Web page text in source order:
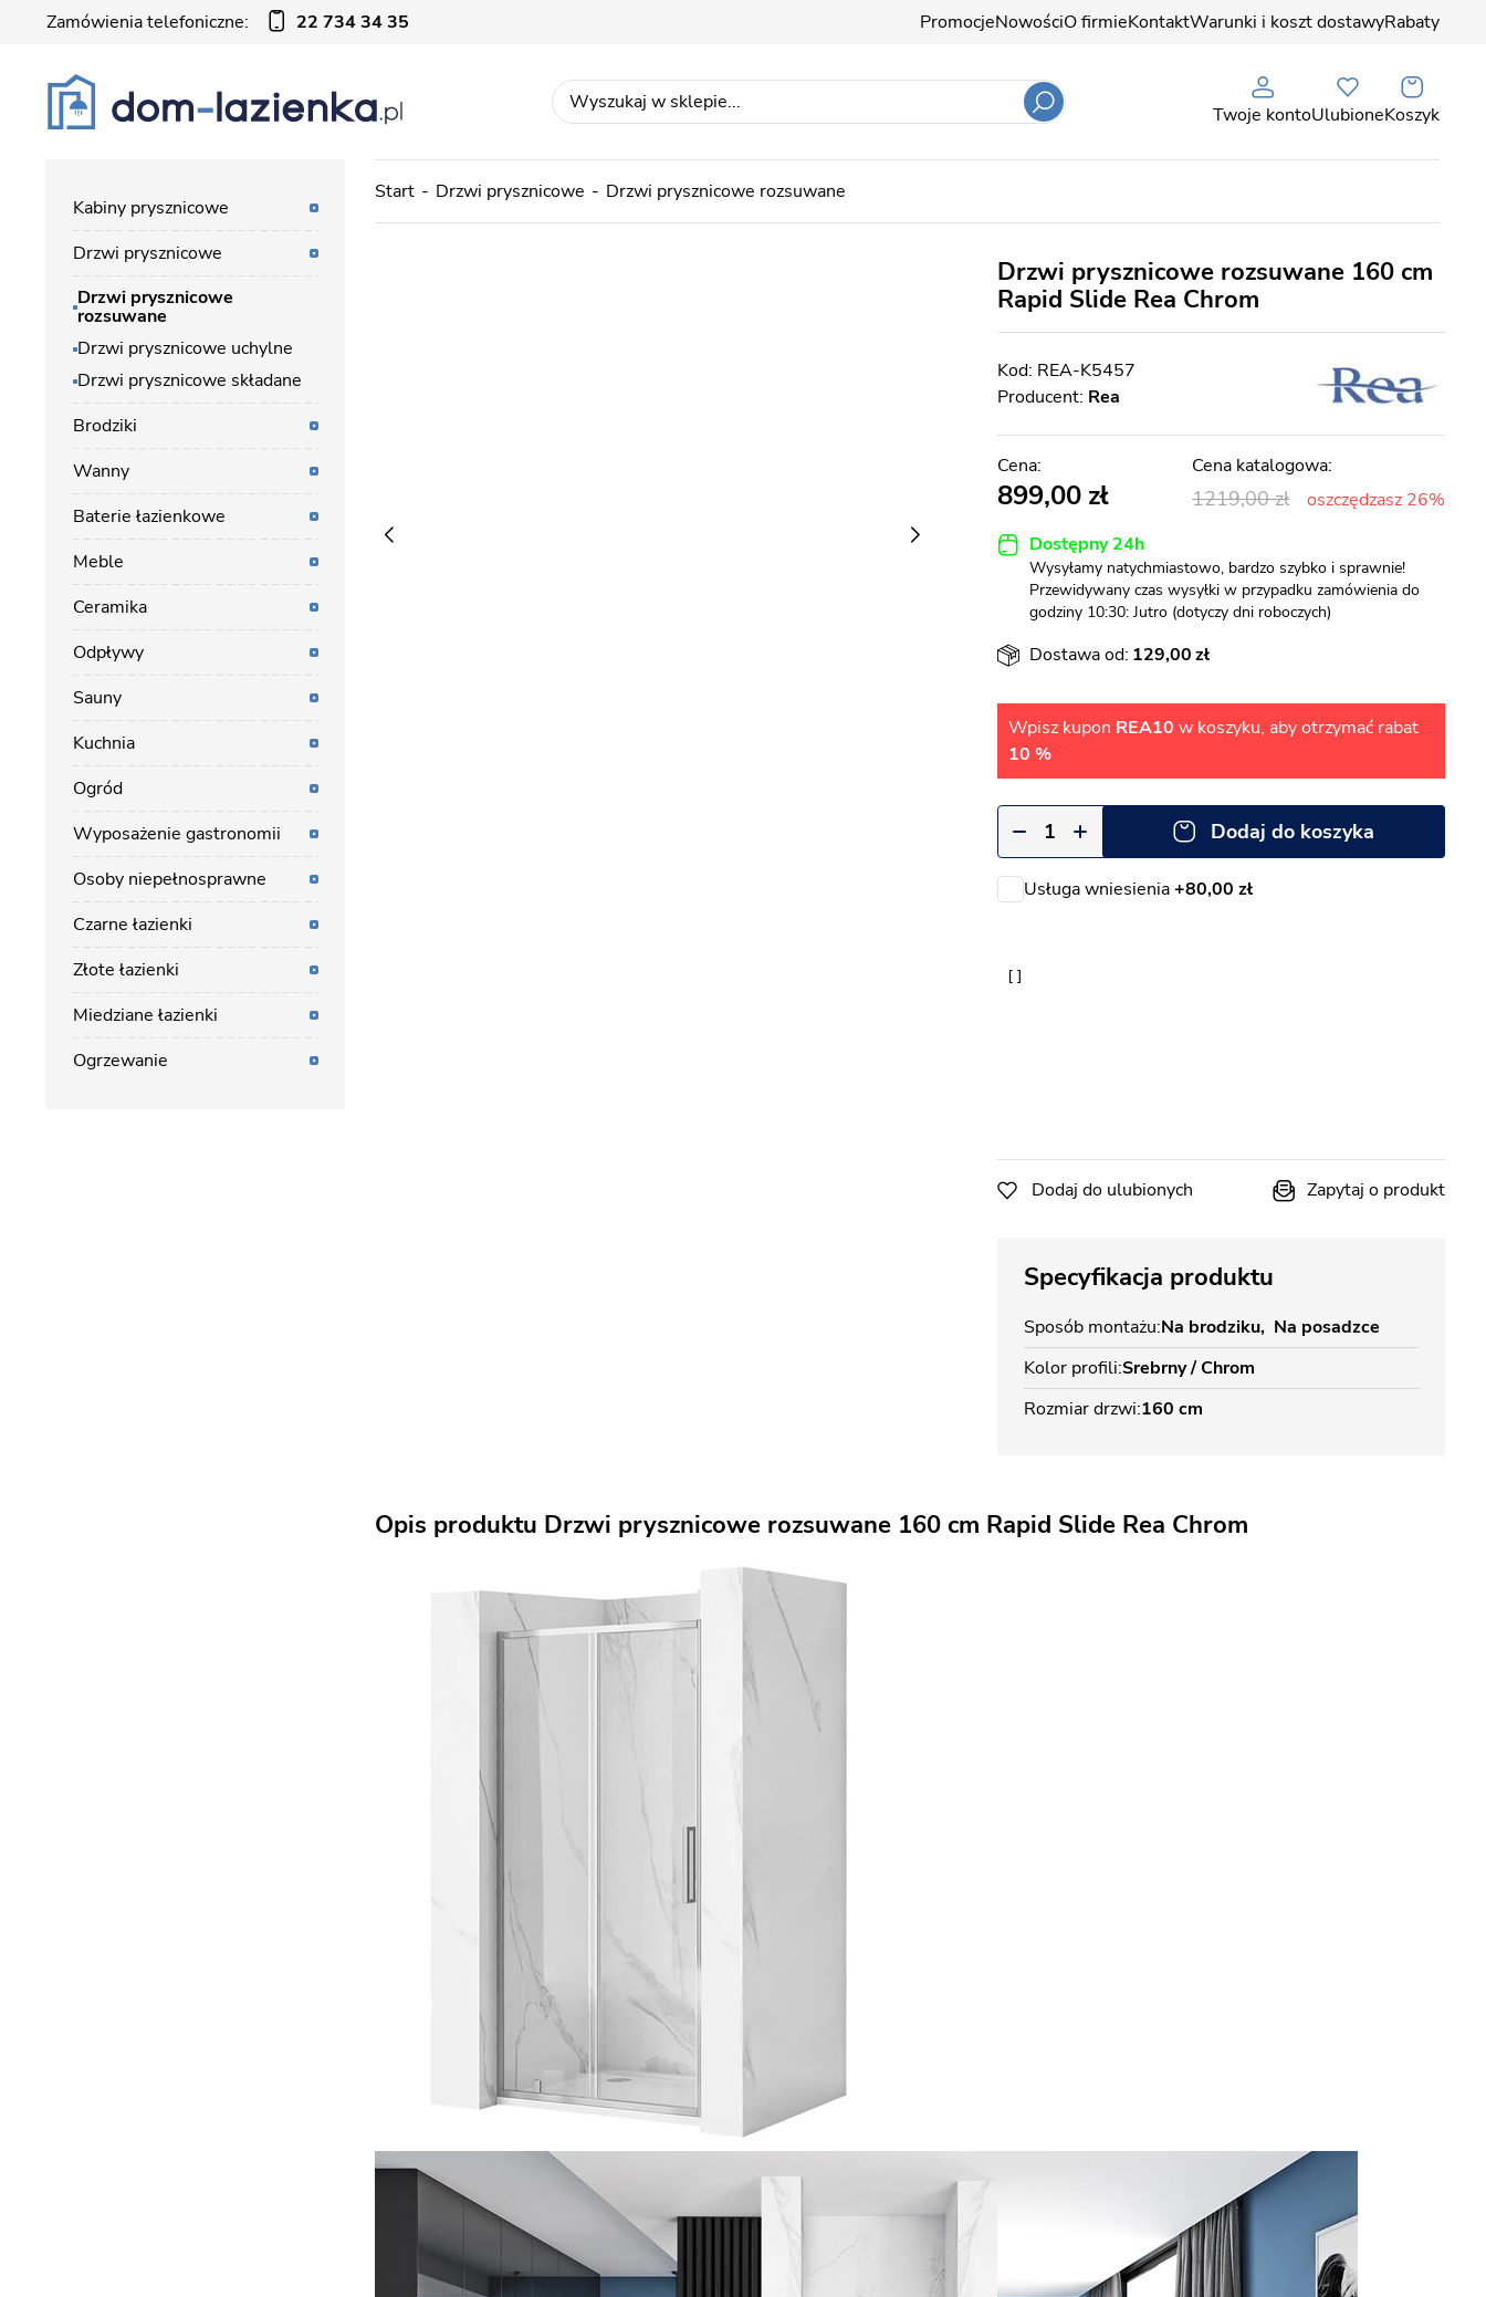
Zamówienia telefoniczne: 22 734 34 35 PromocjeNowościO firmieKontaktWarunki i koszt dostawyRabaty
Twoje kontoUlubioneKoszyk
Start Drzwi prysznicowe Drzwi prysznicowe rozsuwane
Drzwi prysznicowe rozsuwane 160 cm
Rapid Slide Rea Chrom
REA-K5457
Producent: Rea
899,00 1219,00
oszczędzasz 26%
Dostępny 24h
Wysyłamy natychmiastowo, bardzo szybko i sprawnie!
Przewidywany czas wysyłki w przypadku zamówienia do
godziny 10:30: Jutro (dotyczy dni roboczych)
Dostawa od: 129,00
Wpisz kupon REA10 w koszyku, aby otrzymać rabat
10 %
Dodaj do koszyka
Usługa wniesienia+80,00 zł
Dodaj do ulubionych Zapytaj o produkt
Specyfikacja produktu
Sposób montażu Na brodziku Na posadzce
Kolor profili Srebrny / Chrom
Rozmiar drzwi 160 cm
Opis produktu Drzwi prysznicowe rozsuwane 160 cm Rapid Slide Rea Chrom
Kabiny prysznicowe
Drzwi prysznicowe
Drzwi prysznicowe
rozsuwane
Drzwi prysznicowe uchylne
Drzwi prysznicowe składane
Brodziki
Wanny
Baterie łazienkowe
Meble
Ceramika
Odpływy
Sauny
Kuchnia
Ogród
Wyposażenie gastronomii
Osoby niepełnosprawne
Czarne łazienki
Złote łazienki
Miedziane łazienki
Ogrzewanie